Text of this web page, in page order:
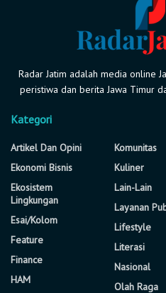
Radar Jatim adalah media online
peristiwa dan berita Jawa Timur
Kategori
Artikel Dan Opini
Ekonomi Bisnis
Ekosistem
Lingkungan
Esai/Kolom
Feature
Finance
HAM
Komunitas
Kuliner
Lain-Lain
Layanan
Lifestyle
Literasi
Nasional
Olah Raga